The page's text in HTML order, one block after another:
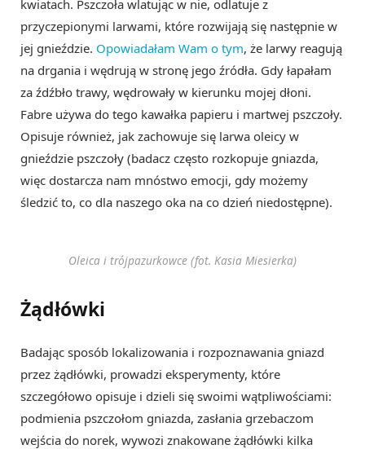
kwiatach. Pszczoła wlatując w nie, odlatuje z
przyczepionymi larwami, które rozwijają się następnie w
jej gnieździe. Opowiadałam Wam o tym, że larwy reagują
na drgania i wędrują w stronę jego źródła. Gdy łapałam
za źdźbło trawy, wędrowały w kierunku mojej dłoni.
Fabre używa do tego kawałka papieru i martwej pszczoły.
Opisuje również, jak zachowuje się larwa oleicy w
gnieździe pszczoły (badacz często rozkopuje gniazda,
więc dostarcza nam mnóstwo emocji, gdy możemy
śledzić to, co dla naszego oka na co dzień niedostępne).
Oleica i trójpazurkowce (fot. Kasia Miesierka)
Żądłówki
Badając sposób lokalizowania i rozpoznawania gniazd
przez żądłówki, prowadzi eksperymenty, które
szczegółowo opisuje i dzieli się swoimi wątpliwościami:
podmienia pszczołom gniazda, zasłania grzebaczom
wejścia do norek, wywozi znakowane żądłówki kilka